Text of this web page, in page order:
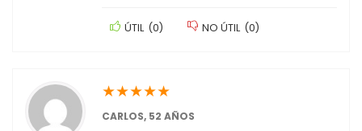
ÚTIL (0) NO ÚTIL (0)
★★★★★
CARLOS, 52 AÑOS